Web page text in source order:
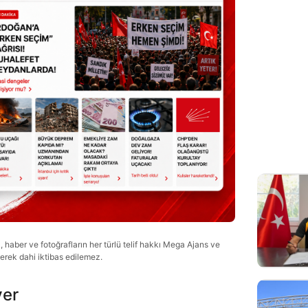
ve fotoğrafların her türlü telif hakkı Mega Ajans ve
dahi iktibas edilemez.